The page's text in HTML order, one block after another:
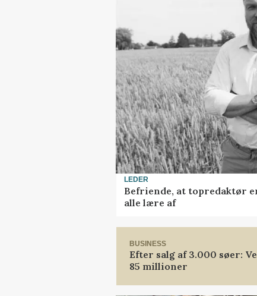
LEDER
Befriende, at topredaktør
alle lære af
BUSINESS
Efter salg af 3.000 søer:
85 millioner